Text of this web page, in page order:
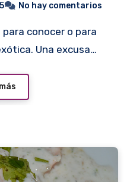
No hay comentarios
Una excusa…